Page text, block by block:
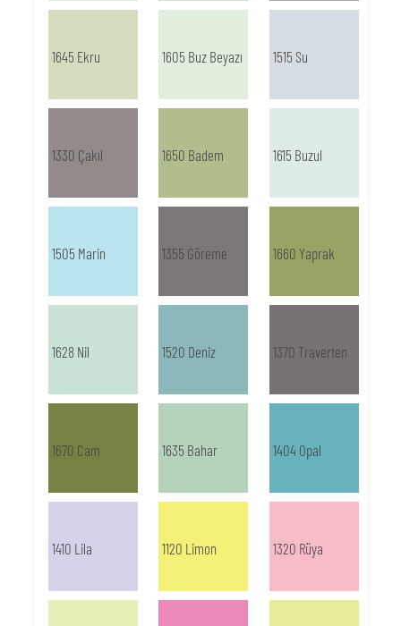
1645 Ekru 1605 Buz Beyazı 1515 Su
1330 Çakıl 1650 Badem 1615 Buzul
1505 Marin 1355 Göreme 1660 Yaprak
1628 Nil 1520 Deniz 1370 Traverten
1670 Cam 1635 Bahar 1404 Opal
1410 Lila 1120 Limon 1320 Rüya